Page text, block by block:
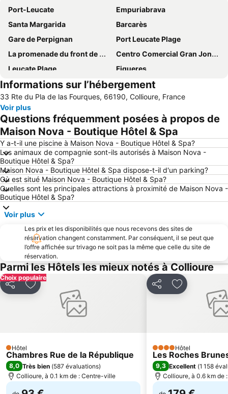
Port-Leucate
Empuriabrava
Santa Margarida
Barcarès
Gare de Perpignan
Port Leucate Plage
La promenade du front de mer
Centro Comercial Gran Jonquera
Leucate Plage
Figueres
La Franqui
Baie de Cadaques
Aqua Brava
d'Argelès-sur-mer
Port de Saint-Cyprien
Llançà
Citadelle de Roses
Port de Rosas
Port de Collioure
Port de L' Escala
De la Gare
Plage du Lydia
Marina de Empuriabrava
Le Port de Canet Plage
Aéroport de Perpignan - Rivesaltes
Plage Centrale
Canyelles Petites
L'Escala Empúries
Porte d'Espagne
Côte Vermeille
de Banyuls
Plage du Roussillon
Sant Pere Pescador
Portbou
Plage de la Punta
du Racou
De Canet
Parc des Expositions
Port de plaisance
Palalda
Colera
La Platja
Ruïnes d' Empúries
Informations sur l’hébergement
33 Rte du Pla de las Fourques, 66190, Collioure, France
Voir plus
Questions fréquemment posées à propos de
Maison Nova - Boutique Hôtel & Spa
Y a-t-il une piscine à Maison Nova - Boutique Hôtel & Spa?
Les animaux de compagnie sont-ils autorisés à Maison Nova -
Boutique Hôtel & Spa?
Maison Nova - Boutique Hôtel & Spa dispose-t-il d'un parking?
Où est situé Maison Nova - Boutique Hôtel & Spa?
Quelles sont les principales attractions à proximité de Maison Nova -
Boutique Hôtel & Spa?
Voir plus
Les prix et les disponibilités que nous recevons des sites de
réservation changent constamment. Par conséquent, il se peut que
l’offre affichée sur trivago ne soit pas la même que celle du site de
réservation.
Parmi les Hôtels les mieux notés à Collioure
Choix populaire
PartagerAjouter à mes favoris
1 Étoiles
Hôtel
Chambres Rue de la République
8,0 Très bien (587 évaluations)
Collioure, à 0.1 km de : Centre-ville
PartagerAjouter à
4 ÉtoilesHôtel
Les Roches
9,3 Excellent (1 158
Collioure, à 0.6 km de